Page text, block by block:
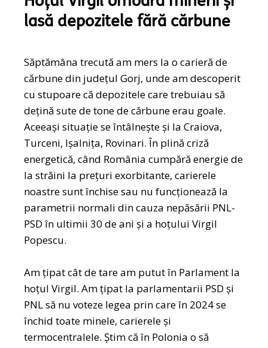
lasă depozitele fără cărbune
Săptămâna trecută am mers la o carieră de
cărbune din județul Gorj, unde am descoperit
cu stupoare că depozitele care trebuiau să
dețină sute de tone de cărbune erau goale.
Aceeași situație se întâlnește și la Craiova,
Turceni, Ișalnița, Rovinari. În plină criză
energetică, când România cumpără energie de
la străini la prețuri exorbitante, carierele
noastre sunt închise sau nu funcționează la
parametrii normali din cauza nepăsării PNL-
PSD în ultimii 30 de ani și a hoțului Virgil
Popescu.
Am țipat cât de tare am putut în Parlament la
hoțul Virgil. Am țipat la parlamentarii PSD și
PNL să nu voteze legea prin care în 2024 se
închid toate minele, carierele și
termocentralele. Știm că în Polonia o să